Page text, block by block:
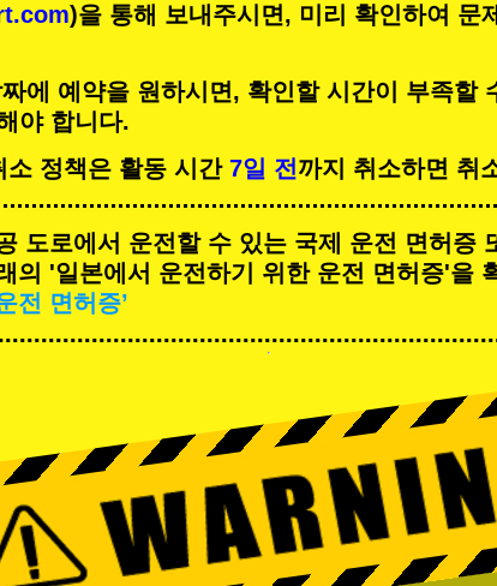
)을 통해 보내주시면, 미리 확인하여 문
에 예약을 원하시면, 확인할 시간이 부족할
야 합니다.
소 정책은 활동 시간 7일 전까지 취소하면 취
도로에서 운전할 수 있는 국제 운전 면허증
의 '일본에서 운전하기 위한 운전 면허증'을
전 면허증’